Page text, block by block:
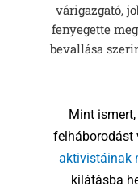
várigazgató,
fenyegette
bevallása
Mint
felháborodást
aktivistáinak
kilátásba